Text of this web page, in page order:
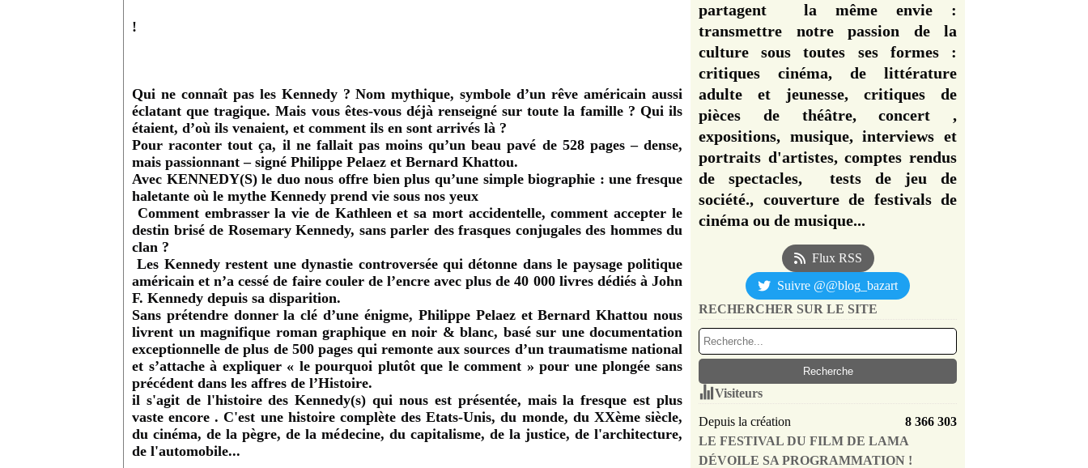
!
Qui ne connaît pas les Kennedy ? Nom mythique, symbole d’un rêve américain aussi
éclatant que tragique. Mais vous êtes-vous déjà renseigné sur toute la famille ? Qui ils
étaient, d’où ils venaient, et comment ils en sont arrivés là ?
Pour raconter tout ça, il ne fallait pas moins qu’un beau pavé de 528 pages – dense,
mais passionnant – signé Philippe Pelaez et Bernard Khattou.
Avec KENNEDY(S) le duo nous offre bien plus qu’une simple biographie : une fresque
haletante où le mythe Kennedy prend vie sous nos yeux
Comment embrasser la vie de Kathleen et sa mort accidentelle, comment accepter le
destin brisé de Rosemary Kennedy, sans parler des frasques conjugales des hommes du
clan ?
Les Kennedy restent une dynastie controversée qui détonne dans le paysage politique
américain et n’a cessé de faire couler de l’encre avec plus de 40 000 livres dédiés à John
F. Kennedy depuis sa disparition.
Sans prétendre donner la clé d’une énigme, Philippe Pelaez et Bernard Khattou nous
livrent un magnifique roman graphique en noir & blanc, basé sur une documentation
exceptionnelle de plus de 500 pages qui remonte aux sources d’un traumatisme national
et s’attache à expliquer « le pourquoi plutôt que le comment » pour une plongée sans
précédent dans les affres de l’Histoire.
il s'agit de l'histoire des Kennedy(s) qui nous est présentée, mais la fresque est plus
vaste encore . C'est une histoire complète des Etats-Unis, du monde, du XXème siècle,
du cinéma, de la pègre, de la médecine, du capitalisme, de la justice, de l'architecture,
de l'automobile...
partagent la même envie :
transmettre notre passion de la
culture sous toutes ses formes :
critiques cinéma, de littérature
adulte et jeunesse, critiques de
pièces de théâtre, concert ,
expositions, musique, interviews et
portraits d'artistes, comptes rendus
de spectacles, tests de jeu de
société., couverture de festivals de
cinéma ou de musique...
Flux RSS
Suivre @@blog_bazart
RECHERCHER SUR LE SITE
Visiteurs
Depuis la création
8 366 303
LE FESTIVAL DU FILM DE LAMA
DÉVOILE SA PROGRAMMATION !